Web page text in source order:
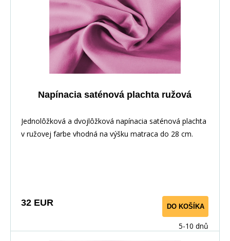
Napínacia saténová plachta ružová
Jednolôžková a dvojlôžková napínacia saténová plachta
v ružovej farbe vhodná na výšku matraca do 28 cm.
32 EUR DO KOŠÍKA
5-10 dnů